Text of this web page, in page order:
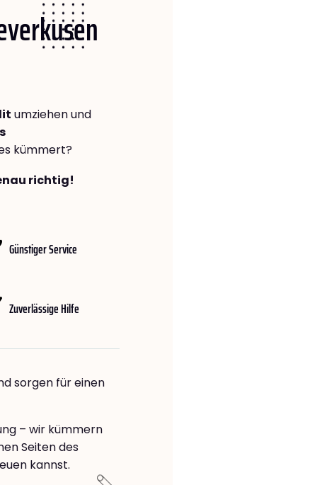
umziehen und
kümmert?
richtig!
Günstiger Service
Zuverlässige Hilfe
sorgen für einen
– wir kümmern
Seiten des
kannst.